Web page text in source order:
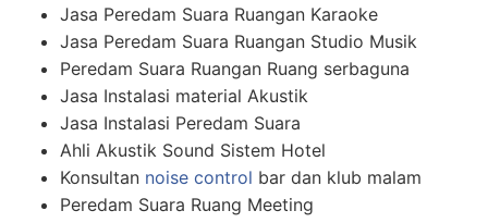
Jasa Peredam Suara Ruangan Karaoke
Jasa Peredam Suara Ruangan Studio Musik
Peredam Suara Ruangan Ruang serbaguna
Jasa Instalasi material Akustik
Jasa Instalasi Peredam Suara
Ahli Akustik Sound Sistem Hotel
Konsultan noise control bar dan klub malam
Peredam Suara Ruang Meeting